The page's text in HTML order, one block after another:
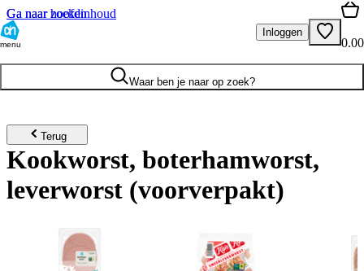
Ga naar hoofdinhoud
Ga naar zoeken
menu
Inloggen
0.00
Waar ben je naar op zoek?
Terug
Kookworst, boterhamworst,
leverworst (voorverpakt)